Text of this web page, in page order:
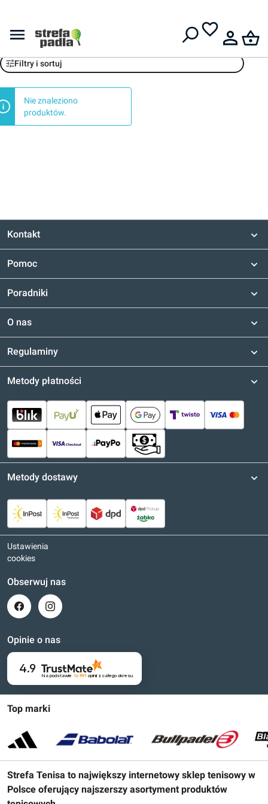
Funko POP
Filtry i sortuj
Nie znaleziono
produktów.
Kontakt
Pomoc
Poradniki
O nas
Regulaminy
Top marki
Strefa Tenisa to największy internetowy sklep tenisowy w
Polsce oferujący najszerszy asortyment produktów
Metody płatności
Metody dostawy
Ustawienia
cookies
Obserwuj nas
Opinie o nas
4.9
Na podstawie 16 991 opinii z całego okresu